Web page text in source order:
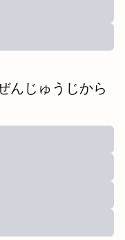
んじゅうじから